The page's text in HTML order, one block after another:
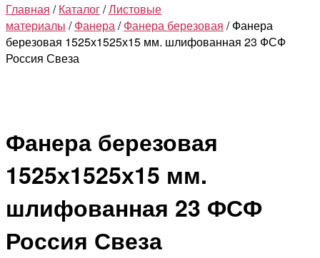
Главная /Каталог/Листовые
материалы /Фанера/Фанера березовая / Фанера
березовая 1525х1525х15 мм. шлифованная 23 ФСФ
Россия Свеза
Фанера березовая
1525х1525х15 мм.
шлифованная 23 ФСФ
Россия Свеза